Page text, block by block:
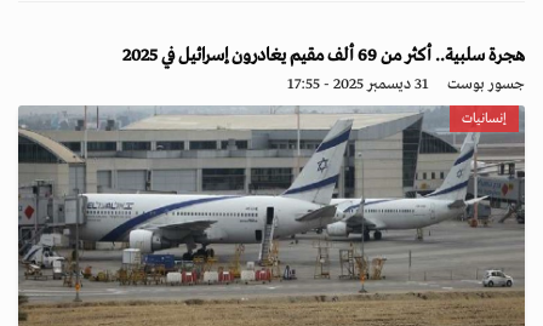
هجرة سلبية.. أكثر من 69 ألف مقيم يغادرون إسرائيل في 2025
جسور بوست 31 ديسمبر 2025 - 17:55
إنسانيات